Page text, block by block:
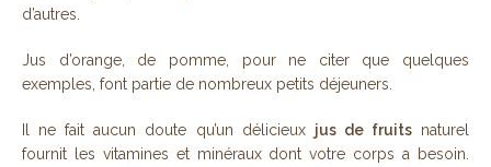
d’autres.
Jus d’orange, de pomme, pour ne citer que quelques
exemples, font partie de nombreux petits déjeuners.
Il ne fait aucun doute qu’un délicieux jus de fruitsnaturel
fournit les vitamines et minéraux dont votre corps a besoin.